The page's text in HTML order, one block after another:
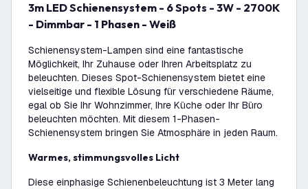
3m LED Schienensystem - 6 Spots - 3W - 2700K
- Dimmbar - 1 Phasen - Weiß
Schienensystem-Lampen sind eine fantastische
Möglichkeit, Ihr Zuhause oder Ihren Arbeitsplatz zu
beleuchten. Dieses Spot-Schienensystem bietet eine
vielseitige und flexible Lösung für verschiedene Räume,
egal ob Sie Ihr Wohnzimmer, Ihre Küche oder Ihr Büro
beleuchten möchten. Mit diesem 1-Phasen-
Schienensystem bringen Sie Atmosphäre in jeden Raum.
Warmes, stimmungsvolles Licht
Diese einphasige Schienenbeleuchtung ist 3 Meter lang